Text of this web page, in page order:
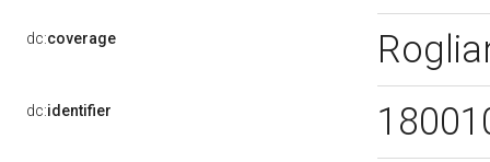
dc:coverage
dc:identifier